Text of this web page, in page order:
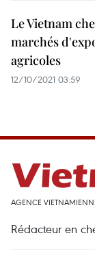
Le Vietnam
marchés
agricoles
12/10/2021 03:59
AGENCE
Rédacteur en